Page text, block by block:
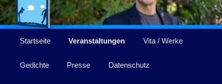
Startseite Veranstaltungen Vita / Werke
Gedichte Presse Datenschutz